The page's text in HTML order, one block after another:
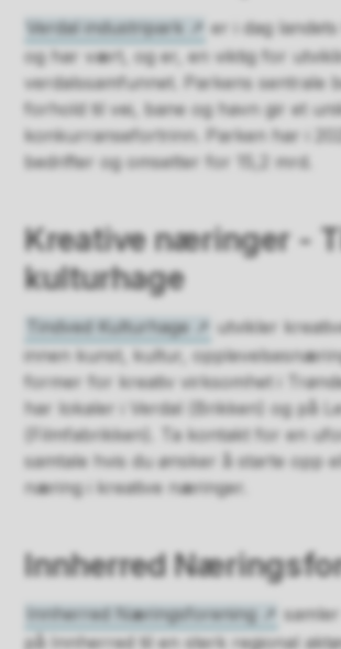
Verdal industripark
er i dag
og har vært, og er, en viktig for
verdalssamfunnet. Parkens sentrale
forhold til vei, bane og havn gir et
konkurransefortrinn. Parken har i
bedrifter og omsetter for 15,2 mrd.
Kreative næringer -
kulturhage
Tindved Kulturhage
utvikler
innen kunst, kultur,
former for kreativ virksomhet i
har lokaler i Verdal (Brikken) og på
(Filmfabrikken). Ta kontakt for en
samtale hvis du ønsker å starte opp
næring i kreative næringer.
Innherred
Innherred Næringsforening
på Innherred til en sterk regional